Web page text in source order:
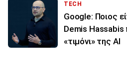
TECH
Google: Ποιος
Demis Hassabis
«τιμόνι» της ΑΙ